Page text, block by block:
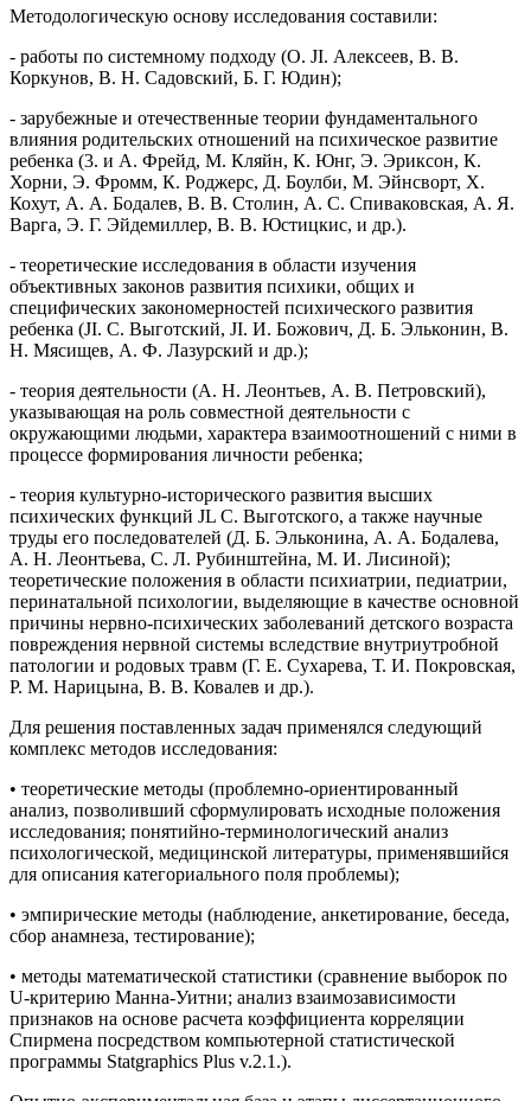
Методологическую основу исследования составили:
- работы по системному подходу (О. JI. Алексеев, В. В.
Коркунов, В. Н. Садовский, Б. Г. Юдин);
- зарубежные и отечественные теории фундаментального
влияния родительских отношений на психическое развитие
ребенка (3. и А. Фрейд, М. Кляйн, К. Юнг, Э. Эриксон, К.
Хорни, Э. Фромм, К. Роджерс, Д. Боулби, М. Эйнсворт, X.
Кохут, А. А. Бодалев, В. В. Столин, А. С. Спиваковская, А. Я.
Варга, Э. Г. Эйдемиллер, В. В. Юстицкис, и др.).
- теоретические исследования в области изучения
объективных законов развития психики, общих и
специфических закономерностей психического развития
ребенка (JI. С. Выготский, JI. И. Божович, Д. Б. Эльконин, В.
Н. Мясищев, А. Ф. Лазурский и др.);
- теория деятельности (А. Н. Леонтьев, А. В. Петровский),
указывающая на роль совместной деятельности с
окружающими людьми, характера взаимоотношений с ними в
процессе формирования личности ребенка;
- теория культурно-исторического развития высших
психических функций JL С. Выготского, а также научные
труды его последователей (Д. Б. Эльконина, А. А. Бодалева,
А. Н. Леонтьева, С. Л. Рубинштейна, М. И. Лисиной);
теоретические положения в области психиатрии, педиатрии,
перинатальной психологии, выделяющие в качестве основной
причины нервно-психических заболеваний детского возраста
повреждения нервной системы вследствие внутриутробной
патологии и родовых травм (Г. Е. Сухарева, Т. И. Покровская,
Р. М. Нарицына, В. В. Ковалев и др.).
Для решения поставленных задач применялся следующий
комплекс методов исследования:
• теоретические методы (проблемно-ориентированный
анализ, позволивший сформулировать исходные положения
исследования; понятийно-терминологический анализ
психологической, медицинской литературы, применявшийся
для описания категориального поля проблемы);
• эмпирические методы (наблюдение, анкетирование, беседа,
сбор анамнеза, тестирование);
• методы математической статистики (сравнение выборок по
U-критерию Манна-Уитни; анализ взаимозависимости
признаков на основе расчета коэффициента корреляции
Спирмена посредством компьютерной статистической
программы Statgraphics Plus v.2.1.).